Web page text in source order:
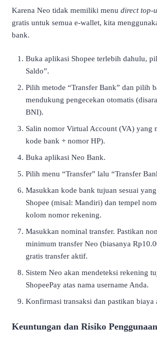
Karena Neo tidak memiliki menu direct top-
gratis untuk semua e-wallet, kita
bank.
Buka aplikasi Shopee terlebih dahulu,
Saldo”.
Pilih metode “Transfer Bank” dan pilih
mendukung pengecekan otomatis
BNI).
Salin nomor Virtual Account (VA) yang
kode bank + nomor HP).
Buka aplikasi Neo Bank.
Pilih menu “Transfer” lalu “Transfer
Masukkan kode bank tujuan sesuai
Shopee (misal: Mandiri) dan tempel
kolom nomor rekening.
Masukkan nominal transfer. Pastikan
minimum transfer Neo (biasanya
gratis transfer aktif.
Sistem Neo akan mendeteksi rekening
ShopeePay atas nama username Anda.
Konfirmasi transaksi dan pastikan biaya
Keuntungan dan Risiko